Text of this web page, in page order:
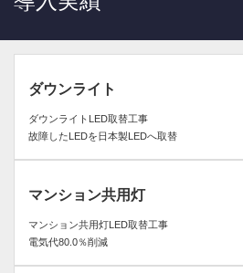
ダウンライト
ダウンライトLED取替工事
故障したLEDを日本製LEDへ取替
マンション共用灯
マンション共用灯LED取替工事
電気代80.0％削減